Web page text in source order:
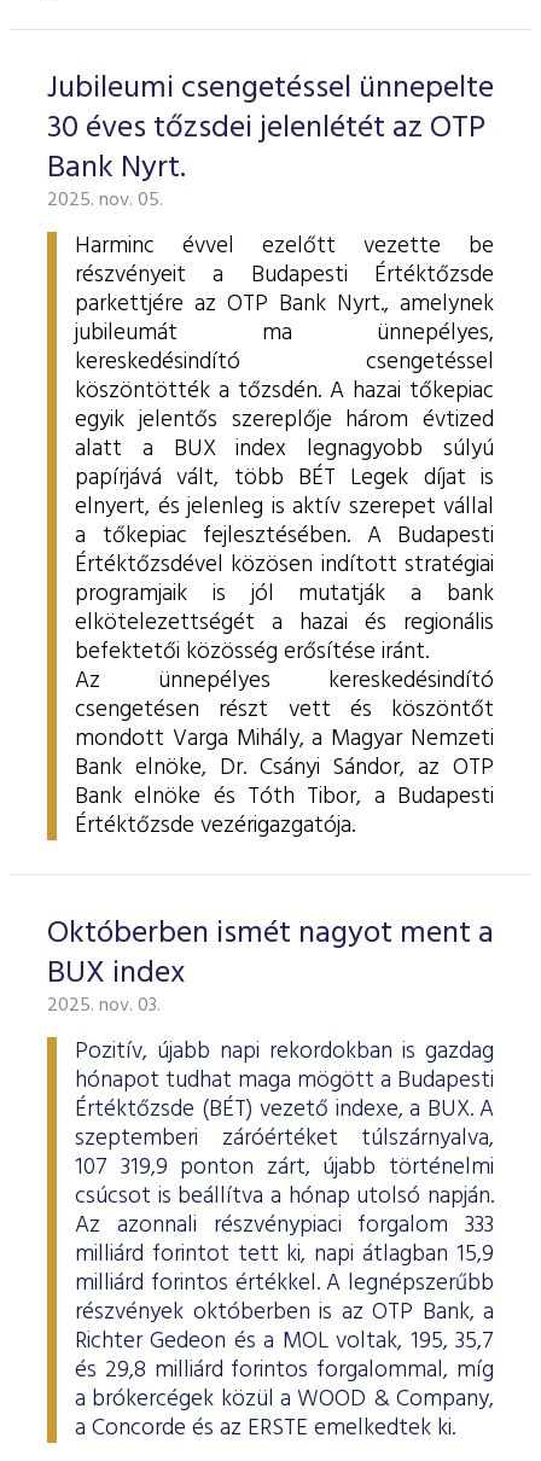
Jubileumi csengetéssel ünnepelte
30 éves tőzsdei jelenlétét az OTP
Bank Nyrt.
2025. nov. 05.
Harminc évvel ezelőtt vezette be
részvényeit a Budapesti Értéktőzsde
parkettjére az OTP Bank Nyrt., amelynek
jubileumát ma ünnepélyes,
kereskedésindító csengetéssel
köszöntötték a tőzsdén. A hazai tőkepiac
egyik jelentős szereplője három évtized
alatt a BUX index legnagyobb súlyú
papírjává vált, több BÉT Legek díjat is
elnyert, és jelenleg is aktív szerepet vállal
a tőkepiac fejlesztésében. A Budapesti
Értéktőzsdével közösen indított stratégiai
programjaik is jól mutatják a bank
elkötelezettségét a hazai és regionális
befektetői közösség erősítése iránt.
Az ünnepélyes kereskedésindító
csengetésen részt vett és köszöntőt
mondott Varga Mihály, a Magyar Nemzeti
Bank elnöke, Dr. Csányi Sándor, az OTP
Bank elnöke és Tóth Tibor, a Budapesti
Értéktőzsde vezérigazgatója.
Októberben ismét nagyot ment a
BUX index
2025. nov. 03.
Pozitív, újabb napi rekordokban is gazdag
hónapot tudhat maga mögött a Budapesti
Értéktőzsde (BÉT) vezető indexe, a BUX. A
szeptemberi záróértéket túlszárnyalva,
107 319,9 ponton zárt, újabb történelmi
csúcsot is beállítva a hónap utolsó napján.
Az azonnali részvénypiaci forgalom 333
milliárd forintot tett ki, napi átlagban 15,9
milliárd forintos értékkel. A legnépszerűbb
részvények októberben is az OTP Bank, a
Richter Gedeon és a MOL voltak, 195, 35,7
és 29,8 milliárd forintos forgalommal, míg
a brókercégek közül a WOOD & Company,
a Concorde és az ERSTE emelkedtek ki.